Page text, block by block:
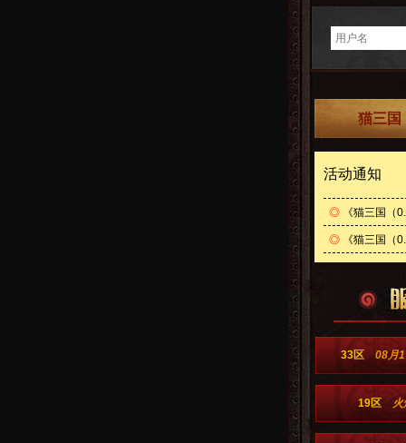
猫三国
活动通知
◎ 《猫三国（
◎ 《猫三国（
33区 08月
19区